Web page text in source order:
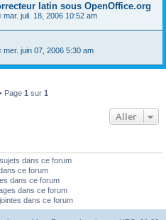
latin sous OpenOffice.org
mar. juil. 18, 2006 10:52 am
mer. juin 07, 2006 5:30 am
Page 1 sur 1
Aller
dans ce forum
ce forum
dans ce forum
dans ce forum
dans ce forum